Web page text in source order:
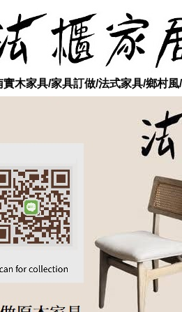
木家具/家具訂做/法式家具/鄉村